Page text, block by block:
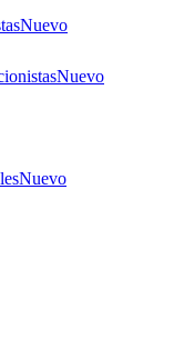
Nuevo
Nuevo
Nuevo